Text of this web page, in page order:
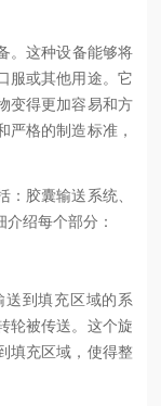
。这种设备能够将
服或其他用途。它
变得更加容易和方
严格的制造标准，
胶囊输送系统、
绍每个部分：
到填充区域的系
轮被传送。这个旋
填充区域，使得整